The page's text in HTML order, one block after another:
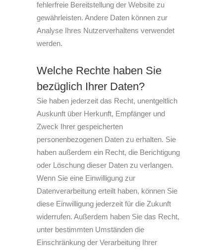
fehlerfreie Bereitstellung der Website zu
gewährleisten. Andere Daten können zur
Analyse Ihres Nutzerverhaltens verwendet
werden.
Welche Rechte haben Sie
bezüglich Ihrer Daten?
Sie haben jederzeit das Recht, unentgeltlich
Auskunft über Herkunft, Empfänger und
Zweck Ihrer gespeicherten
personenbezogenen Daten zu erhalten. Sie
haben außerdem ein Recht, die Berichtigung
oder Löschung dieser Daten zu verlangen.
Wenn Sie eine Einwilligung zur
Datenverarbeitung erteilt haben, können Sie
diese Einwilligung jederzeit für die Zukunft
widerrufen. Außerdem haben Sie das Recht,
unter bestimmten Umständen die
Einschränkung der Verarbeitung Ihrer